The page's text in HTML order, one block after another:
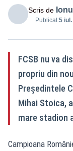
Scris de
Publicat:5
FCSB nu va
propriu din
Președintele
Mihai Stoica,
mare stadion
Campioana